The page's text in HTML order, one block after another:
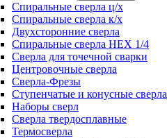
Спиральные сверла ц/х
Спиральные сверла к/х
Двухсторонние сверла
Спиральные сверла HEX 1/4
Сверла для точечной сварки
Центровочные сверла
Сверла-Фрезы
Ступенчатые и конусные сверла
Наборы сверл
Сверла твердосплавные
Термосверла